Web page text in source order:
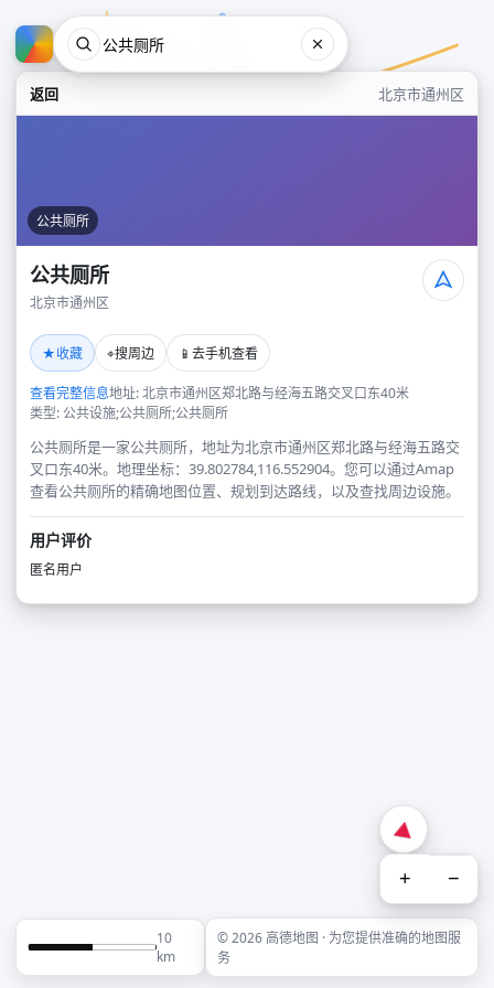
返回 北京市通州区
公共厕所
公共厕所
北京市通州区
★收藏 ⌖搜周边 📱 去手机查看
查看完整信息地址: 北京市通州区郑北路与经海五路交叉口东40米
类型: 公共设施;公共厕所;公共厕所
公共厕所是一家公共厕所，地址为北京市通州区郑北路与经海五路交
叉口东40米。地理坐标：39.802784,116.552904。您可以通过Amap
查看公共厕所的精确地图位置、规划到达路线，以及查找周边设施。
用户评价
匿名用户
+ −
10
km
© 2026 高德地图 · 为您提供准确的地图服
务